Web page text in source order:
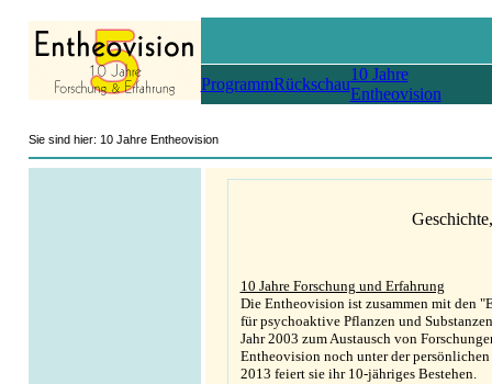
ProgrammRückschau
10 Jahre
Entheovision
Sie sind hier: 10 Jahre Entheovision
10 Jahre Forschung und Erfahrung
Die Entheovision ist zusammen mit den
für psychoaktive Pflanzen und
Jahr 2003 zum Austausch von
Entheovision noch unter der
2013 feiert sie ihr 10-jähriges Bestehen.